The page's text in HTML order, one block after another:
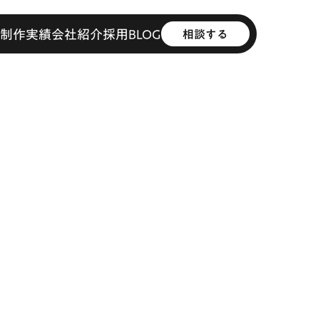
制作実績会社紹介採用 BLOG 相談する